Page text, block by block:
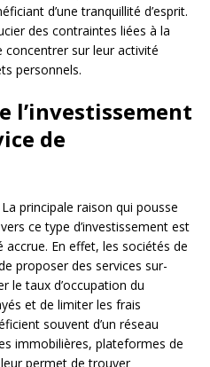
d’une tranquillité d’esprit.
des contraintes liées à la
sur leur activité
personnels.
l’investissement
de
La principale raison qui pousse
ce type d’investissement est
accrue. En effet, les sociétés de
proposer des services sur-
le taux d’occupation du
et de limiter les frais
souvent d’un réseau
immobilières, plateformes de
permet de trouver